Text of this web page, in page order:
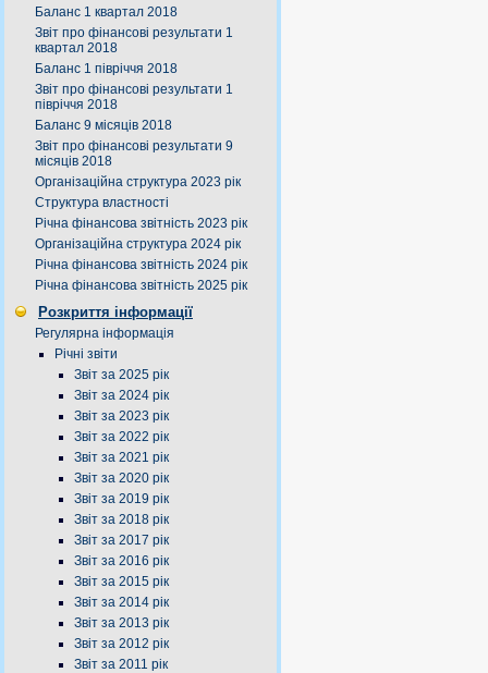
Баланс 1 квартал 2018
Звіт про фінансові результати 1
квартал 2018
Баланс 1 півріччя 2018
Звіт про фінансові результати 1
півріччя 2018
Баланс 9 місяців 2018
Звіт про фінансові результати 9
місяців 2018
Організаційна структура 2023 рік
Структура властності
Річна фінансова звітність 2023 рік
Організаційна структура 2024 рік
Річна фінансова звітність 2024 рік
Річна фінансова звітність 2025 рік
Розкриття інформації
Регулярна інформація
Річні звіти
Звіт за 2025 рік
Звіт за 2024 рік
Звіт за 2023 рік
Звіт за 2022 рік
Звіт за 2021 рік
Звіт за 2020 рік
Звіт за 2019 рік
Звіт за 2018 рік
Звіт за 2017 рік
Звіт за 2016 рік
Звіт за 2015 рік
Звіт за 2014 рік
Звіт за 2013 рік
Звіт за 2012 рік
Звіт за 2011 рік